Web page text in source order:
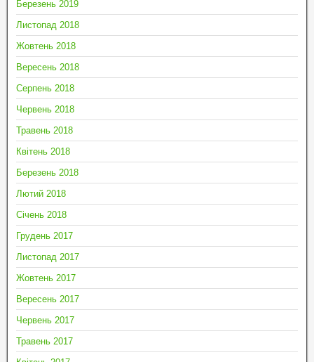
Березень 2019
Листопад 2018
Жовтень 2018
Вересень 2018
Серпень 2018
Червень 2018
Травень 2018
Квітень 2018
Березень 2018
Лютий 2018
Січень 2018
Грудень 2017
Листопад 2017
Жовтень 2017
Вересень 2017
Червень 2017
Травень 2017